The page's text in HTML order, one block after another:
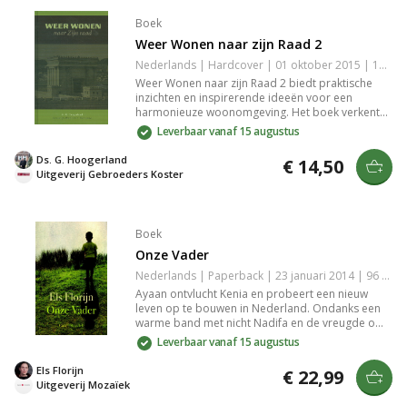
Boek
Weer Wonen naar zijn Raad 2
Nederlands | Hardcover | 01 oktober 2015 | 130 pagina's | 9789055518197
Weer Wonen naar zijn Raad 2 biedt praktische
inzichten en inspirerende ideeën voor een
harmonieuze woonomgeving. Het boek verkent
de impact van wonen op welzijn en geeft
waardevolle tips voor het creëren van ruimte die
rust en balans uitstraalt. Een must-read voor
iedereen die zijn leefomgeving wil verbeteren en
Leverbaar vanaf 15 augustus
Uitgeverij Gebroeders Koster
Ds. G. Hoogerland € 14,50
Boek
Onze Vader
Nederlands | Paperback | 23 januari 2014 | 96 pagina's | 9789023994633
Ayaan ontvlucht Kenia en probeert een nieuw
leven op te bouwen in Nederland. Ondanks een
warme band met nicht Nadifa en de vreugde om
haar zoon Abdi, blijft ze getraumatiseerd. Oude
geheimen en Abdi's tekeningen dwingen haar het
verleden onder ogen te zien, met verstrekkende
gevolgen voor haar toekomst. Een aangrijpende
Leverbaar vanaf 15 augustus
Uitgeverij Mozaïek
Els Florijn € 22,99